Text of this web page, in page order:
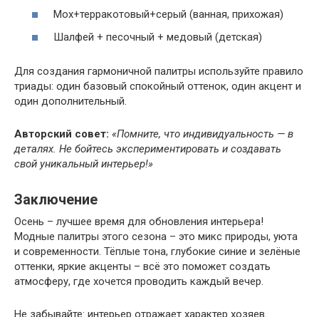
Мох+терракотовый+серый (ванная, прихожая)
Шалфей + песочный + медовый (детская)
Для создания гармоничной палитры используйте правило
триады: один базовый спокойный оттенок, один акцент и
один дополнительный.
Авторский совет: «Помните, что индивидуальность — в
деталях. Не бойтесь экспериментировать и создавать
свой уникальный интерьер!»
Заключение
Осень – лучшее время для обновления интерьера!
Модные палитры этого сезона – это микс природы, уюта
и современности. Тёплые тона, глубокие синие и зелёные
оттенки, яркие акценты – всё это поможет создать
атмосферу, где хочется проводить каждый вечер.
Не забывайте: интерьер отражает характер хозяев.